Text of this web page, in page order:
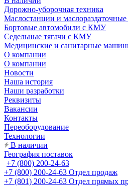
Дорожно-уборочная техника
Маслостанции и
Бортовые автомобили с КМУ
Седельные тягачи с КМУ
Медицинские и санитарные
О компании
О компании
Новости
Наша история
Наши разработки
Реквизиты
Вакансии
Контакты
Переоборудование
Технологии
В наличии
География поставок
+7 (800) 200-24-63
+7 (800) 200-24-63 Отдел продаж
+7 (801) 200-24-63 Отдел прямых